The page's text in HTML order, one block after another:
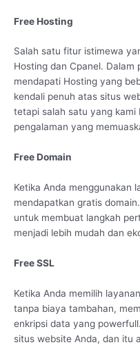
Free Hosting
Salah satu fitur istimewa
Hosting dan Cpanel. Dalam
mendapati Hosting yang
kendali penuh atas situs
tetapi salah satu yang kami
pengalaman yang
Free Domain
Ketika Anda menggunakan
mendapatkan gratis
untuk membuat langkah
menjadi lebih mudah dan
Free SSL
Ketika Anda memilih
tanpa biaya tambahan,
enkripsi data yang
situs website Anda, dan itu